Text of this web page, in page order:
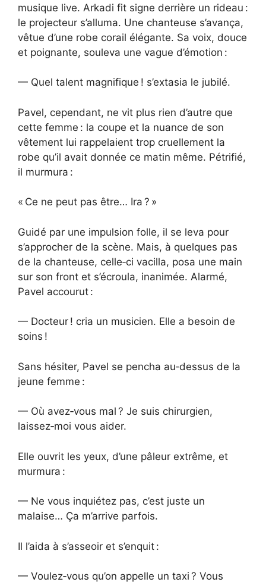
musique live. Arkadi fit signe derrière un rideau :
le projecteur s’alluma. Une chanteuse s’avança,
vêtue d’une robe corail élégante. Sa voix, douce
et poignante, souleva une vague d’émotion :
— Quel talent magnifique ! s’extasia le jubilé.
Pavel, cependant, ne vit plus rien d’autre que
cette femme : la coupe et la nuance de son
vêtement lui rappelaient trop cruellement la
robe qu’il avait donnée ce matin même. Pétrifié,
il murmura :
« Ce ne peut pas être… Ira ? »
Guidé par une impulsion folle, il se leva pour
s’approcher de la scène. Mais, à quelques pas
de la chanteuse, celle‑ci vacilla, posa une main
sur son front et s’écroula, inanimée. Alarmé,
Pavel accourut :
— Docteur ! cria un musicien. Elle a besoin de
soins !
Sans hésiter, Pavel se pencha au‑dessus de la
jeune femme :
— Où avez‑vous mal ? Je suis chirurgien,
laissez‑moi vous aider.
Elle ouvrit les yeux, d’une pâleur extrême, et
murmura :
— Ne vous inquiétez pas, c’est juste un
malaise… Ça m’arrive parfois.
Il l’aida à s’asseoir et s’enquit :
— Voulez‑vous qu’on appelle un taxi ? Vous